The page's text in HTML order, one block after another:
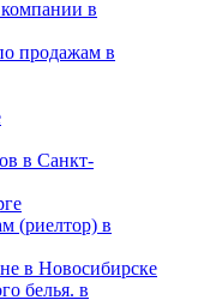
в
продажам в
в Санкт-
(риелтор) в
в Новосибирске
белья. в